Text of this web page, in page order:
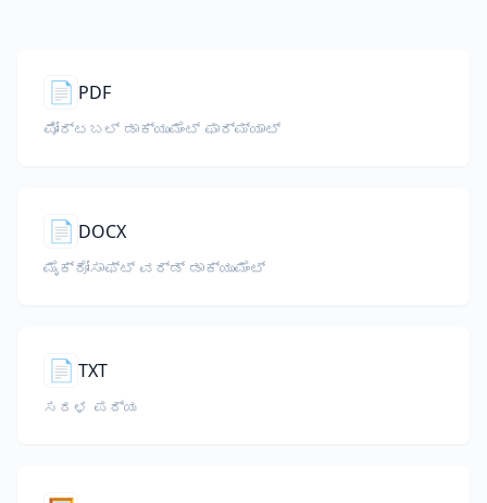
📄 PDF
ಪೋರ್ಟಬಲ್ ಡಾಕ್ಯುಮೆಂಟ್ ಫಾರ್ಮ್ಯಾಟ್
📄 DOCX
ಮೈಕ್ರೋಸಾಫ್ಟ್ ವರ್ಡ್ ಡಾಕ್ಯುಮೆಂಟ್
📄 TXT
ಸರಳ ಪಠ್ಯ